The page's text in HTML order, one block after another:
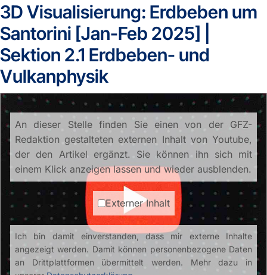
3D Visualisierung: Erdbeben um
Santorini [Jan-Feb 2025] |
Sektion 2.1 Erdbeben- und
Vulkanphysik
An dieser Stelle finden Sie einen von der GFZ-
Redaktion gestalteten externen Inhalt von Youtube,
der den Artikel ergänzt. Sie können ihn sich mit
einem Klick anzeigen lassen und wieder ausblenden.
Externer Inhalt
Ich bin damit einverstanden, dass mir externe Inhalte
angezeigt werden. Damit können personenbezogene Daten
an Drittplattformen übermittelt werden. Mehr dazu in